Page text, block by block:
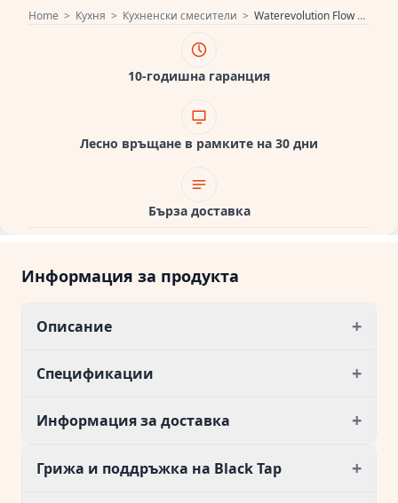
Home > Кухня > Кухненски смесители > Waterevolution Flow 3-дупкова кухненски смесител с въртящ се чучур и връзка за филтрирана вода черен T152UPR
10-годишна гаранция
Лесно връщане в рамките на 30 дни
Бърза доставка
Информация за продукта
Описание +
Спецификации +
Информация за доставка +
Грижа и поддръжка на Black Tap +